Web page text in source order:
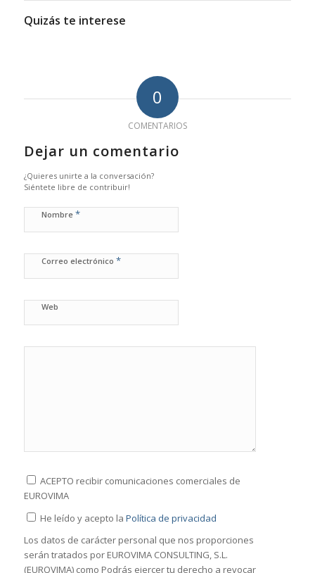
Quizás te interese
0
COMENTARIOS
Dejar un comentario
¿Quieres unirte a la conversación?
Siéntete libre de contribuir!
Nombre *
Correo electrónico *
Web
ACEPTO recibir comunicaciones comerciales de
EUROVIMA
He leído y acepto la Política de privacidad
Los datos de carácter personal que nos proporciones
serán tratados por EUROVIMA CONSULTING, S.L.
(EUROVIMA) como Podrás ejercer tu derecho a revocar